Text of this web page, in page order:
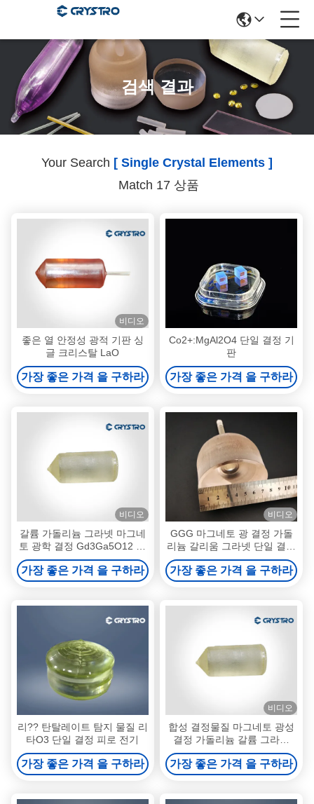
검색 결과
Your Search [ Single Crystal Elements ]
Match 17 상품
비디오
좋은 열 안정성 광적 기판 싱
글 크리스탈 LaO
가장 좋은 가격 을 구하라
Co2+:MgAl2O4 단일 결정 기
판
가장 좋은 가격 을 구하라
비디오
갈륨 가돌리늄 그라넷 마그네
토 광학 결정 Gd3Ga5O12 또
는 GGG 단일 결정
가장 좋은 가격 을 구하라
비디오
GGG 마그네토 광 결정 가돌
리늄 갈리움 그라넷 단일 결정
및 기판
가장 좋은 가격 을 구하라
리?? 탄탈레이트 탐지 물질 리
타O3 단일 결정 피로 전기
가장 좋은 가격 을 구하라
비디오
합성 결정물질 마그네토 광성
결정 가돌리늄 갈륨 그라넷
GGG
가장 좋은 가격 을 구하라